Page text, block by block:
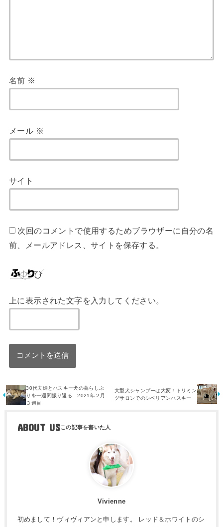
名前 ※
メール ※
サイト
次回のコメントで使用するためブラウザーに自分の名
前、メールアドレス、サイトを保存する。
上に表示された文字を入力してください。
30代夫婦とハスキー犬の暮らしぶ
りを一週間振り返る 2021年２月
３週目
大型犬シャンプーは大変！トリミン
グサロンでのシベリアンハスキー
ABOUT US
Vivienne
初めまして！ヴィヴィアンと申します。 レッド＆ホワイトのシ